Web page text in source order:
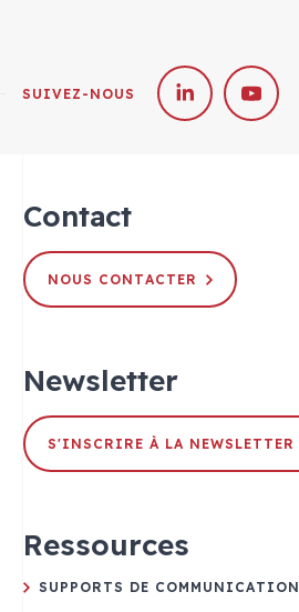
SUIVEZ-NOUS
Contact
NOUS CONTACTER
Newsletter
S'INSCRIRE À LA NEWSLETTER
Ressources
SUPPORTS DE COMMUNICATION